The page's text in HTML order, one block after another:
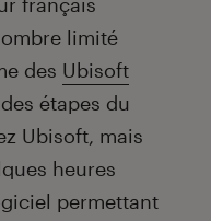
limité
des Ubisoft
étapes du
Ubisoft, mais
heures
permettant